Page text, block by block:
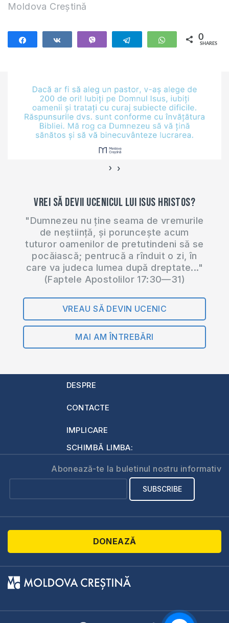
Moldova Creștină
Telegram WhatsApp
0
SHARES
‹ ›
Vrei să devii ucenicul lui Isus Hristos?
"Dumnezeu nu ține seama de vremurile
de neștiință, și poruncește acum
tuturor oamenilor de pretutindeni să se
pocăiască; pentrucă a rînduit o zi, în
care va judeca lumea după dreptate..."
(Faptele Apostolilor 17:30—31)
VREAU SĂ DEVIN UCENIC
MAI AM ÎNTREBĂRI
DESPRE
CONTACTE
IMPLICARE
SCHIMBĂ LIMBA:
Abonează-te la buletinul nostru informativ
DONEAZĂ